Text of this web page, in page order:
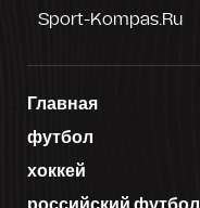
Sport-Kompas.ru
Главная
футбол
хоккей
российский футбол